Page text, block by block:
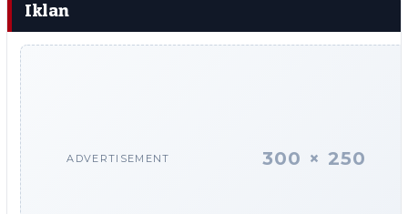
Iklan
ADVERTISEMENT 300 × 250